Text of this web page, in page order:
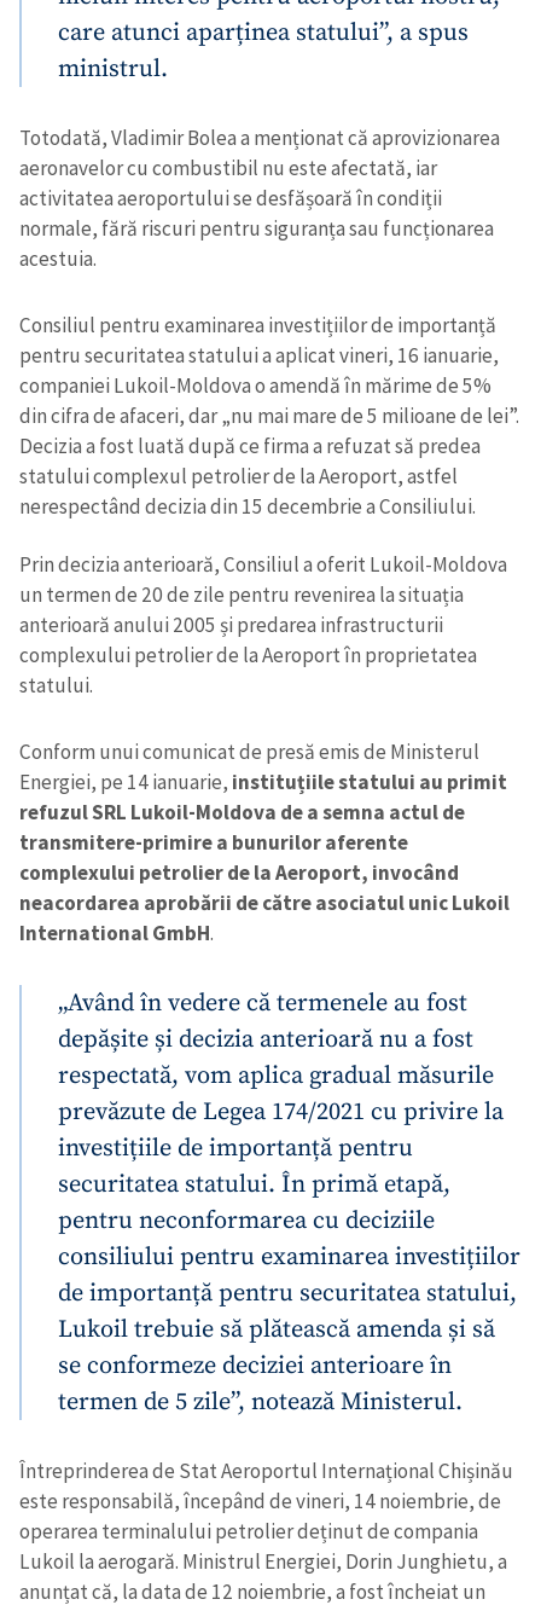
Trimite o informație
Despre ZdG
in English
на русском
care atunci aparținea statului”, a spus
ministrul.
Totodată, Vladimir Bolea a menționat că aprovizionarea
aeronavelor cu combustibil nu este afectată, iar
activitatea aeroportului se desfășoară în condiții
normale, fără riscuri pentru siguranța sau funcționarea
acestuia.
Consiliul pentru examinarea investițiilor de importanță
pentru securitatea statului a aplicat vineri, 16 ianuarie,
companiei Lukoil-Moldova o amendă în mărime de 5%
din cifra de afaceri, dar „nu mai mare de 5 milioane de lei”.
Decizia a fost luată după ce firma a refuzat să predea
statului complexul petrolier de la Aeroport, astfel
nerespectând decizia din 15 decembrie a Consiliului.
Prin decizia anterioară, Consiliul a oferit Lukoil-Moldova
un termen de 20 de zile pentru revenirea la situația
anterioară anului 2005 și predarea infrastructurii
complexului petrolier de la Aeroport în proprietatea
statului.
Conform unui comunicat de presă emis de Ministerul
Energiei, pe 14 ianuarie, instituțiile statului au primit
refuzul SRL Lukoil-Moldova de a semna actul de
transmitere-primire a bunurilor aferente
complexului petrolier de la Aeroport, invocând
neacordarea aprobării de către asociatul unic Lukoil
International GmbH.
„Având în vedere că termenele au fost
depășite și decizia anterioară nu a fost
respectată, vom aplica gradual măsurile
prevăzute de Legea 174/2021 cu privire la
investițiile de importanță pentru
securitatea statului. În primă etapă,
pentru neconformarea cu deciziile
consiliului pentru examinarea investițiilor
de importanță pentru securitatea statului,
Lukoil trebuie să plătească amenda și să
se conformeze deciziei anterioare în
termen de 5 zile”, notează Ministerul.
Întreprinderea de Stat Aeroportul Internațional Chișinău
este responsabilă, începând de vineri, 14 noiembrie, de
operarea terminalului petrolier deținut de compania
Lukoil la aerogară. Ministrul Energiei, Dorin Junghietu, a
anunțat că, la data de 12 noiembrie, a fost încheiat un